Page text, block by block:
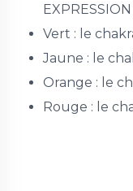
EXPRESSION
Vert : le
Jaune : le
Orange : le
Rouge : le